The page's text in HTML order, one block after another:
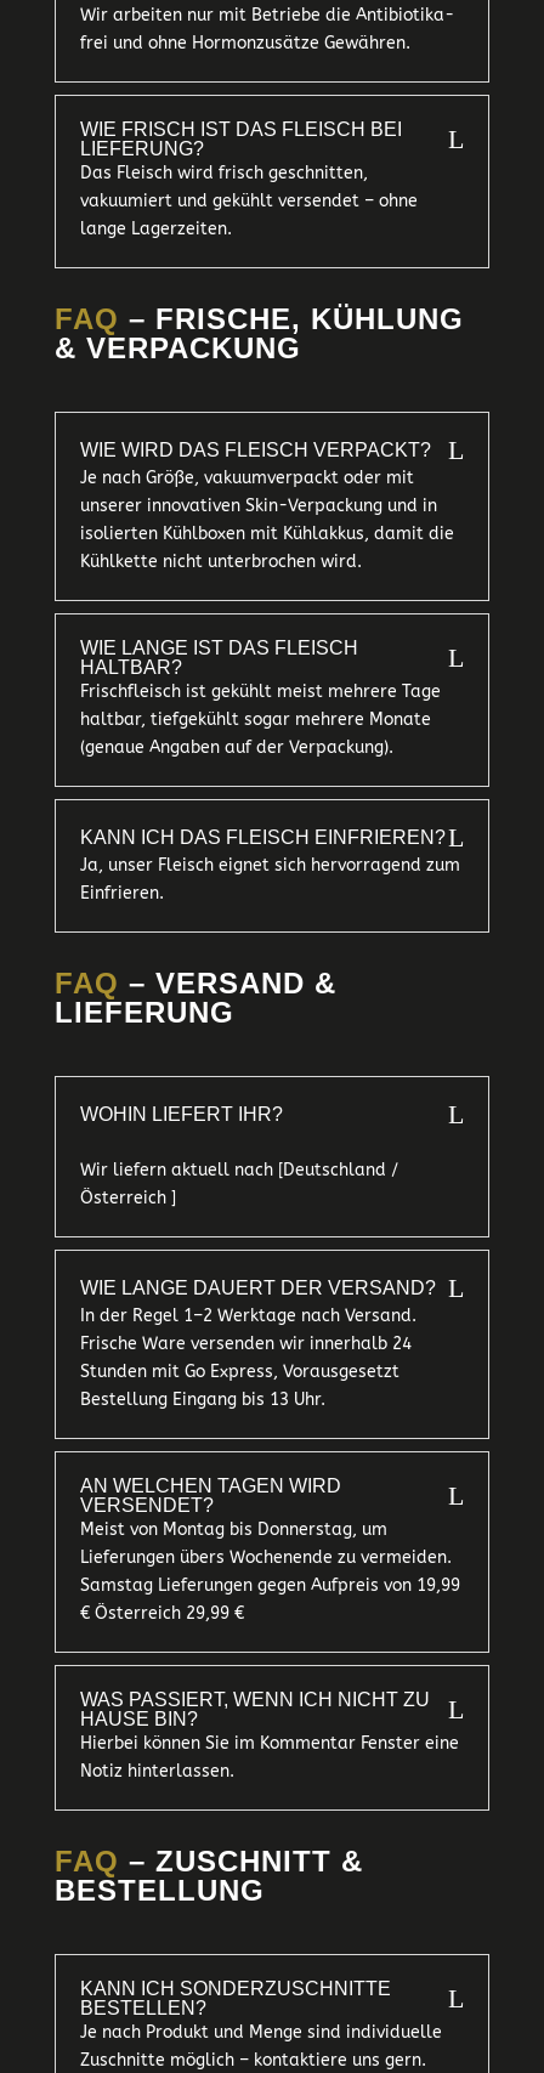
Wir arbeiten nur mit Betriebe die Antibiotika-
frei und ohne Hormonzusätze Gewähren.
WIE FRISCH IST DAS FLEISCH BEI
LIEFERUNG?
L
Das Fleisch wird frisch geschnitten,
vakuumiert und gekühlt versendet – ohne
lange Lagerzeiten.
FAQ – FRISCHE, KÜHLUNG
& VERPACKUNG
WIE WIRD DAS FLEISCH VERPACKT? L
Je nach Größe, vakuumverpackt oder mit
unserer innovativen Skin-Verpackung und in
isolierten Kühlboxen mit Kühlakkus, damit die
Kühlkette nicht unterbrochen wird.
WIE LANGE IST DAS FLEISCH
HALTBAR?
L
Frischfleisch ist gekühlt meist mehrere Tage
haltbar, tiefgekühlt sogar mehrere Monate
(genaue Angaben auf der Verpackung).
KANN ICH DAS FLEISCH EINFRIEREN?L
Ja, unser Fleisch eignet sich hervorragend zum
Einfrieren.
FAQ – VERSAND &
LIEFERUNG
WOHIN LIEFERT IHR? L
Wir liefern aktuell nach [Deutschland /
Österreich ]
WIE LANGE DAUERT DER VERSAND? L
In der Regel 1–2 Werktage nach Versand.
Frische Ware versenden wir innerhalb 24
Stunden mit Go Express, Vorausgesetzt
Bestellung Eingang bis 13 Uhr.
AN WELCHEN TAGEN WIRD
VERSENDET?
L
Meist von Montag bis Donnerstag, um
Lieferungen übers Wochenende zu vermeiden.
Samstag Lieferungen gegen Aufpreis von 19,99
€ Österreich 29,99 €
WAS PASSIERT, WENN ICH NICHT ZU
HAUSE BIN?
L
Hierbei können Sie im Kommentar Fenster eine
Notiz hinterlassen.
FAQ – ZUSCHNITT &
BESTELLUNG
KANN ICH SONDERZUSCHNITTE
BESTELLEN?
L
Je nach Produkt und Menge sind individuelle
Zuschnitte möglich – kontaktiere uns gern.